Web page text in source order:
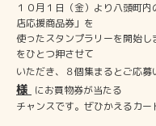
１０月１日（金）より八頭町
店応援商品券」を
使ったスタンプラリーを開始
をひとつ押させて
いただき、８個集まるとご応
様 にお買物券が当たる
チャンスです。ぜひかえるカー